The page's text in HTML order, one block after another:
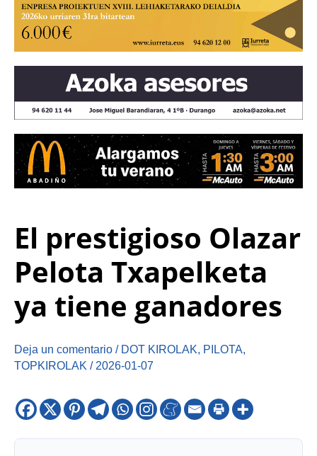
El prestigioso Olazar
Pelota Txapelketa
ya tiene ganadores
Deja un comentario / DOT KIROLAK, PILOTA,
TOPKIROLAK / 2026-01-07